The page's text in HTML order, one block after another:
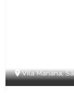
Vila Mariana,